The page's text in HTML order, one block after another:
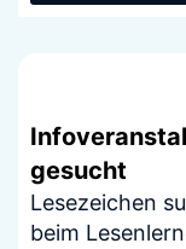
gesucht
Lesezeichen
beim